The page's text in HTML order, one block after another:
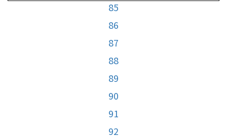
85
86
87
88
89
90
91
92